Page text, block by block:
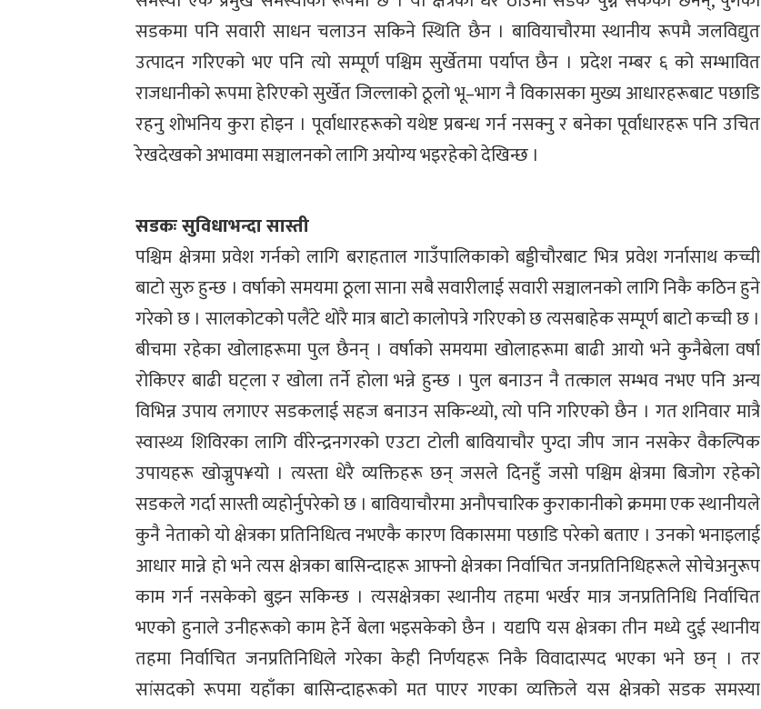
सडकमा पनि सवारी साधन चलाउन सकिने स्थिति छैन । बावियाचौरमा स्थानीय रूपमै जलविद्युत
उत्पादन गरिएको भए पनि त्यो सम्पूर्ण पश्चिम सुर्खेतमा पर्याप्त छैन । प्रदेश नम्बर ६ को सम्भावित
राजधानीको रूपमा हेरिएको सुर्खेत जिल्लाको ठूलो भू–भाग नै विकासका मुख्य आधारहरूबाट पछाडि
रहनु शोभनिय कुरा होइन । पूर्वाधारहरूको यथेष्ट प्रबन्ध गर्न नसक्नु र बनेका पूर्वाधारहरू पनि उचित
रेखदेखको अभावमा सञ्चालनको लागि अयोग्य भइरहेको देखिन्छ ।
सडकः सुविधाभन्दा सास्ती
पश्चिम क्षेत्रमा प्रवेश गर्नको लागि बराहताल गाउँपालिकाको बड्डीचौरबाट भित्र प्रवेश गर्नासाथ कच्ची
बाटो सुरु हुन्छ । वर्षाको समयमा ठूला साना सबै सवारीलाई सवारी सञ्चालनको लागि निकै कठिन हुने
गरेको छ । सालकोटको पलैंटे थोरै मात्र बाटो कालोपत्रे गरिएको छ त्यसबाहेक सम्पूर्ण बाटो कच्ची छ ।
बीचमा रहेका खोलाहरूमा पुल छैनन् । वर्षाको समयमा खोलाहरूमा बाढी आयो भने कुनैबेला वर्षा
रोकिएर बाढी घट्ला र खोला तर्ने होला भन्ने हुन्छ । पुल बनाउन नै तत्काल सम्भव नभए पनि अन्य
विभिन्न उपाय लगाएर सडकलाई सहज बनाउन सकिन्थ्यो, त्यो पनि गरिएको छैन । गत शनिवार मात्रै
स्वास्थ्य शिविरका लागि वीरेन्द्रनगरको एउटा टोली बावियाचौर पुग्दा जीप जान नसकेर वैकल्पिक
उपायहरू खोज्नुप¥यो । त्यस्ता धेरै व्यक्तिहरू छन् जसले दिनहुँ जसो पश्चिम क्षेत्रमा बिजोग रहेको
सडकले गर्दा सास्ती व्यहोर्नुपरेको छ । बावियाचौरमा अनौपचारिक कुराकानीको क्रममा एक स्थानीयले
कुनै नेताको यो क्षेत्रका प्रतिनिधित्व नभएकै कारण विकासमा पछाडि परेको बताए । उनको भनाइलाई
आधार मान्ने हो भने त्यस क्षेत्रका बासिन्दाहरू आफ्नो क्षेत्रका निर्वाचित जनप्रतिनिधिहरूले सोचेअनुरूप
काम गर्न नसकेको बुझ्न सकिन्छ । त्यसक्षेत्रका स्थानीय तहमा भर्खर मात्र जनप्रतिनिधि निर्वाचित
भएको हुनाले उनीहरूको काम हेर्ने बेला भइसकेको छैन । यद्यपि यस क्षेत्रका तीन मध्ये दुई स्थानीय
तहमा निर्वाचित जनप्रतिनिधिले गरेका केही निर्णयहरू निकै विवादास्पद भएका भने छन् । तर
सांसदको रूपमा यहाँका बासिन्दाहरूको मत पाएर गएका व्यक्तिले यस क्षेत्रको सडक समस्या